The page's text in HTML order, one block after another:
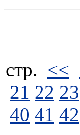
стp. <<
21 22 23
40 41 42